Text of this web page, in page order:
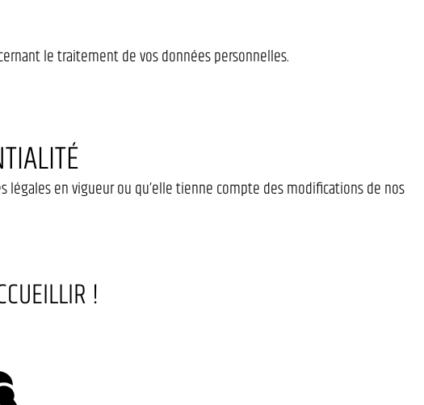
le traitement de vos données personnelles.
en vigueur ou qu’elle tienne compte des modifications de nos
!